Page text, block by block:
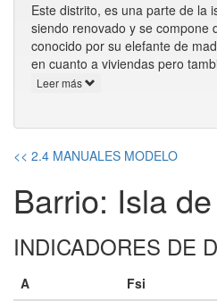
Este distrito, es una parte de la
siendo renovado y se compone
conocido por su elefante de
en cuanto a viviendas pero
Leer más
<< 2.4 MANUALES MODELO
Barrio: Isla
INDICADORES DE
A Fsi